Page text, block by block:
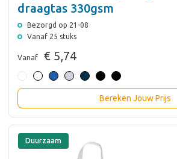
draagtas 330gsm
Bezorgd op 21-08
Vanaf 25 stuks
Vanaf € 5,74
Bereken Jouw Prijs
Duurzaam